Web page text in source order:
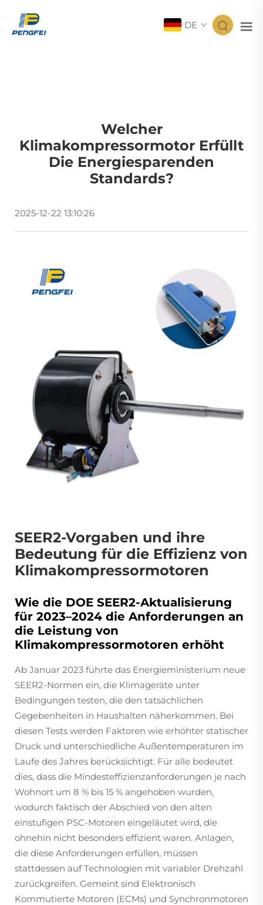
DE
Welcher
Klimakompressormotor Erfüllt
Die Energiesparenden
Standards?
2025-12-22 13:10:26
SEER2-Vorgaben und ihre
Bedeutung für die Effizienz von
Klimakompressormotoren
Wie die DOE SEER2-Aktualisierung
für 2023–2024 die Anforderungen an
die Leistung von
Klimakompressormotoren erhöht
Ab Januar 2023 führte das Energieministerium neue
SEER2-Normen ein, die Klimageräte unter
Bedingungen testen, die den tatsächlichen
Gegebenheiten in Haushalten näherkommen. Bei
diesen Tests werden Faktoren wie erhöhter statischer
Druck und unterschiedliche Außentemperaturen im
Laufe des Jahres berücksichtigt. Für alle bedeutet
dies, dass die Mindesteffizienzanforderungen je nach
Wohnort um 8 % bis 15 % angehoben wurden,
wodurch faktisch der Abschied von den alten
einstufigen PSC-Motoren eingeläutet wird, die
ohnehin nicht besonders effizient waren. Anlagen,
die diese Anforderungen erfüllen, müssen
stattdessen auf Technologien mit variabler Drehzahl
zurückgreifen. Gemeint sind Elektronisch
Kommutierte Motoren (ECMs) und Synchronmotoren